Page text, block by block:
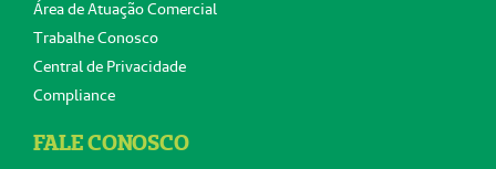
Área de Atuação Comercial
Trabalhe Conosco
Central de Privacidade
Compliance
FALE CONOSCO